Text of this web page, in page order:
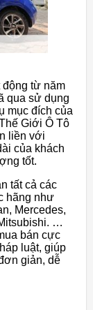
từ năm
qua sử dụng
mục đích của
Giới Ô Tô
liền với
của khách
tốt.
tất cả các
hãng như
Mercedes,
…
bán cực
luật, giúp
giản, dễ